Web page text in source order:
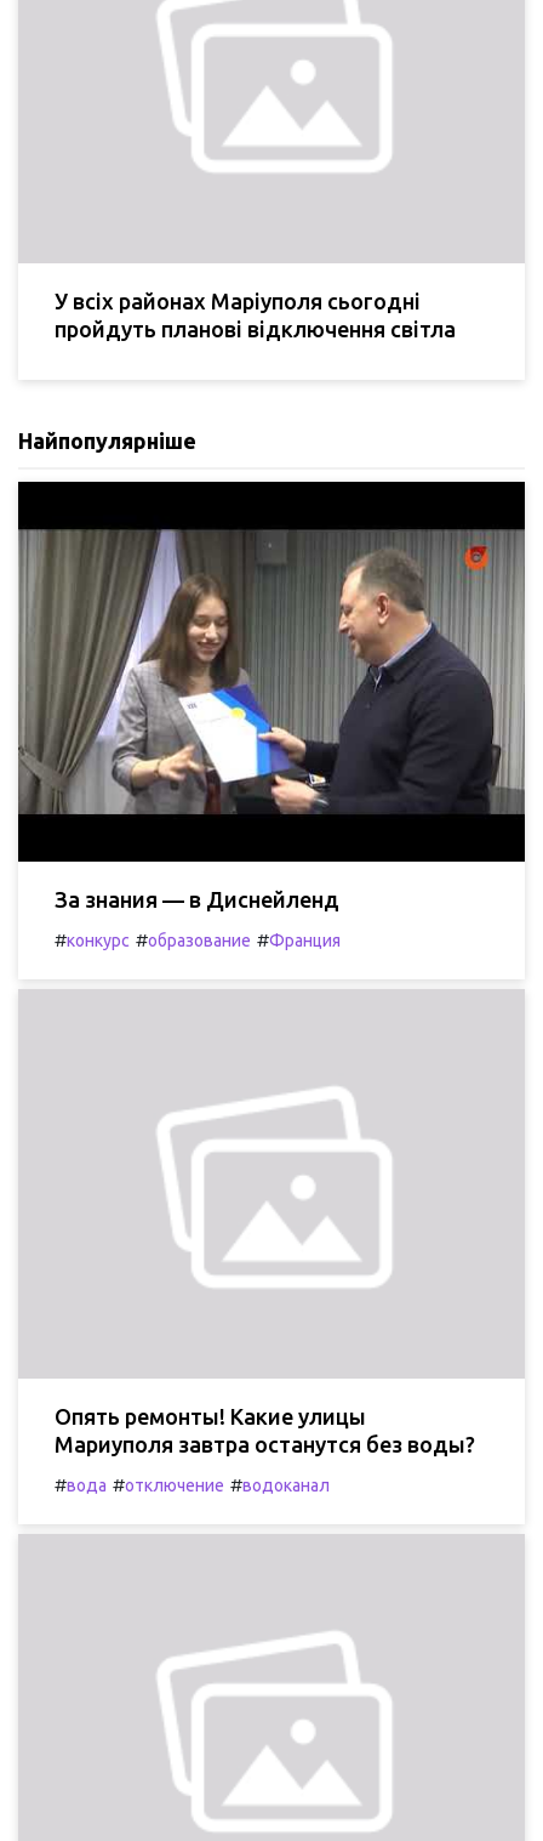
У всіх районах Маріуполя сьогодні
пройдуть планові відключення світла
Найпопулярніше
За знания — в Диснейленд
#конкурс #образование #Франция
Опять ремонты! Какие улицы
Мариуполя завтра останутся без воды?
#вода #отключение #водоканал